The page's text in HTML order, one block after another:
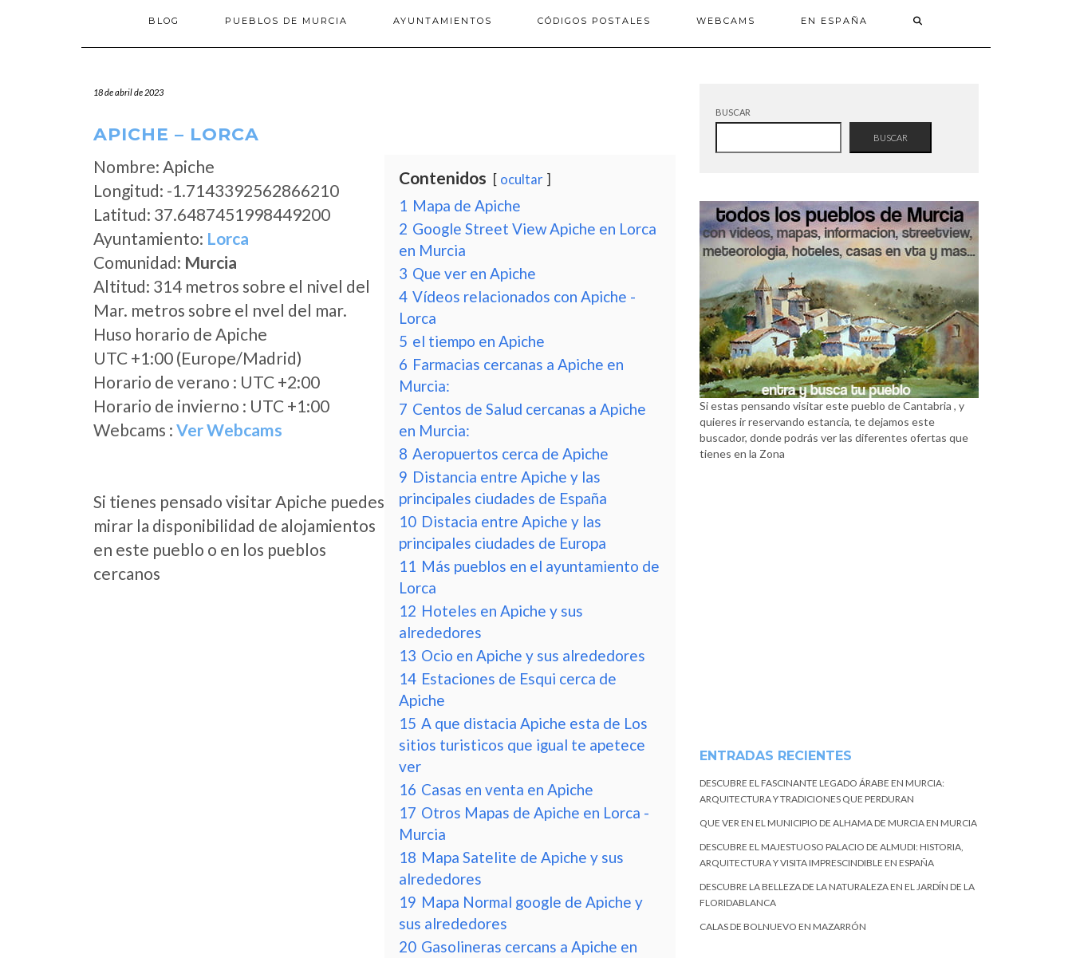
BLOG PUEBLOS DE MURCIA AYUNTAMIENTOS CÓDIGOS POSTALES WEBCAMS EN ESPAÑA
18 de abril de 2023
APICHE – LORCA
Nombre: Apiche
Longitud: -1.7143392562866210
Latitud: 37.6487451998449200
Ayuntamiento: Lorca
Comunidad: Murcia
Altitud: 314 metros sobre el nivel del
Mar. metros sobre el nvel del mar.
Huso horario de Apiche
UTC +1:00 (Europe/Madrid)
Horario de verano : UTC +2:00
Horario de invierno : UTC +1:00
Webcams : Ver Webcams
Si tienes pensado visitar Apiche puedes
mirar la disponibilidad de alojamientos
en este pueblo o en los pueblos
cercanos
Contenidos ocultar
1 Mapa de Apiche
2 Google Street View Apiche en Lorca
en Murcia
3 Que ver en Apiche
4 Vídeos relacionados con Apiche -
Lorca
5 el tiempo en Apiche
6 Farmacias cercanas a Apiche en
Murcia:
7 Centos de Salud cercanas a Apiche
en Murcia:
8 Aeropuertos cerca de Apiche
9 Distancia entre Apiche y las
principales ciudades de España
10 Distacia entre Apiche y las
principales ciudades de Europa
11 Más pueblos en el ayuntamiento de
Lorca
12 Hoteles en Apiche y sus
alrededores
13 Ocio en Apiche y sus alrededores
14 Estaciones de Esqui cerca de
Apiche
15 A que distacia Apiche esta de Los
sitios turisticos que igual te apetece
ver
16 Casas en venta en Apiche
17 Otros Mapas de Apiche en Lorca -
Murcia
18 Mapa Satelite de Apiche y sus
alrededores
19 Mapa Normal google de Apiche y
sus alrededores
20 Gasolineras cercans a Apiche en
BUSCAR
BUSCAR
Si estas pensando visitar este pueblo de Cantabria , y
quieres ir reservando estancia, te dejamos este
buscador, donde podrás ver las diferentes ofertas que
tienes en la Zona
ENTRADAS RECIENTES
DESCUBRE EL FASCINANTE LEGADO ÁRABE EN MURCIA:
ARQUITECTURA Y TRADICIONES QUE PERDURAN
QUE VER EN EL MUNICIPIO DE ALHAMA DE MURCIA EN MURCIA
DESCUBRE EL MAJESTUOSO PALACIO DE ALMUDI: HISTORIA,
ARQUITECTURA Y VISITA IMPRESCINDIBLE EN ESPAÑA
DESCUBRE LA BELLEZA DE LA NATURALEZA EN EL JARDÍN DE LA
FLORIDABLANCA
CALAS DE BOLNUEVO EN MAZARRÓN